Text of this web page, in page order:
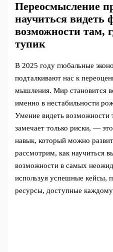
Переосмысление
научиться видеть
возможности там,
тупик
В 2025 году глобальные
подталкивают нас к
мышления. Мир становится
именно в нестабильности
Умение видеть возможности
замечает только риски, —
навык, который можно
рассмотрим, как научиться
возможности в самых
используя успешные кейсы,
ресурсы, доступные